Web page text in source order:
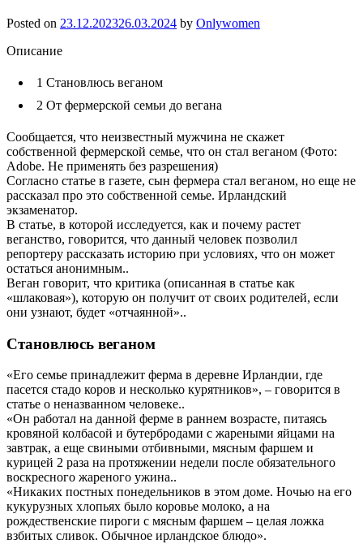
Posted on 23.12.202326.03.2024 by Onlywomen
Описание
1 Становлюсь веганом
2 От фермерской семьи до вегана
Сообщается, что неизвестный мужчина не скажет
собственной фермерской семье, что он стал веганом (Фото:
Adobe. Не применять без разрешения)
Согласно статье в газете, сын фермера стал веганом, но еще не
рассказал про это собственной семье. Ирландский
экзаменатор.
В статье, в которой исследуется, как и почему растет
веганство, говорится, что данный человек позволил
репортеру рассказать историю при условиях, что он может
остаться анонимным..
Веган говорит, что критика (описанная в статье как
«шлаковая»), которую он получит от своих родителей, если
они узнают, будет «отчаянной»..
Становлюсь веганом
«Его семье принадлежит ферма в деревне Ирландии, где
пасется стадо коров и несколько курятников», – говорится в
статье о неназванном человеке..
«Он работал на данной ферме в раннем возрасте, питаясь
кровяной колбасой и бутербродами с жареными яйцами на
завтрак, а еще свиными отбивными, мясным фаршем и
курицей 2 раза на протяжении недели после обязательного
воскресного жареного ужина..
«Никаких постных понедельников в этом доме. Ночью на его
кукурузных хлопьях было коровье молоко, а на
рождественские пироги с мясным фаршем – целая ложка
взбитых сливок. Обычное ирландское блюдо».